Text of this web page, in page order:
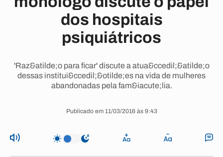
dos hospitais
psiquiátricos
'Raz&atilde;o para ficar' discute a atua&ccedil;&atilde;o
dessas institui&ccedil;&otilde;es na vida de mulheres
abandonadas pela fam&iacute;lia.
Publicado em 11/03/2016 às 9:43